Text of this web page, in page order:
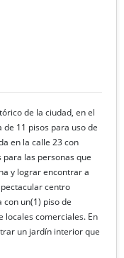
de la ciudad, en el
11 pisos para uso de
en la calle 23 con
las personas que
y lograr encontrar a
centro
un(1) piso de
locales comerciales. En
un jardín interior que